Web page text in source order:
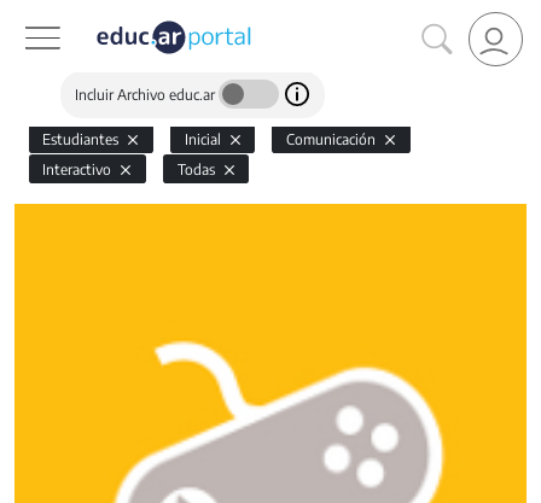
Incluir Archivo educ.ar
Estudiantes Inicial
Comunicación
Interactivo
Todas